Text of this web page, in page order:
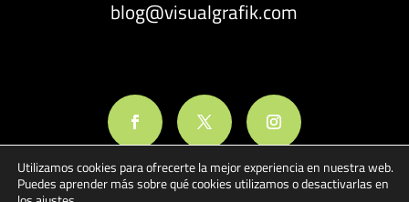
blog@visualgrafik.com
Utilizamos cookies para ofrecerte la mejor experiencia en nuestra web.
Puedes aprender más sobre qué cookies utilizamos o desactivarlas en